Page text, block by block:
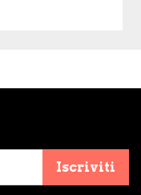
Iscriviti